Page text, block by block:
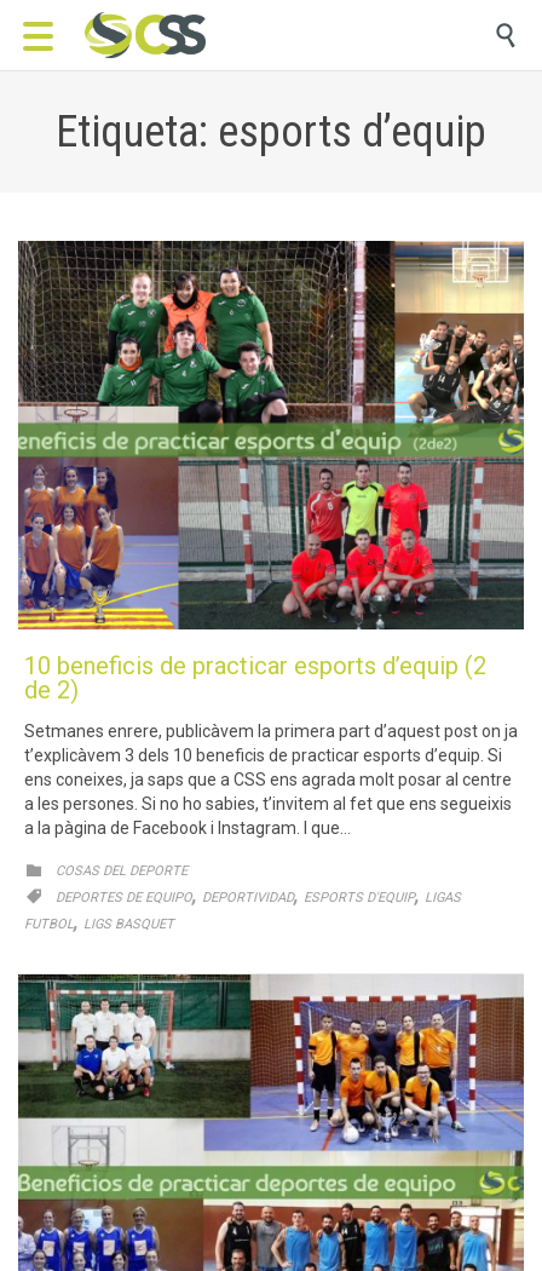

Etiqueta: esports d’equip
10 beneficis de practicar esports d’equip (2
de 2)
Setmanes enrere, publicàvem la primera part d’aquest post on ja
t’explicàvem 3 dels 10 beneficis de practicar esports d’equip. Si
ens coneixes, ja saps que a CSS ens agrada molt posar al centre
a les persones. Si no ho sabies, t’invitem al fet que ens segueixis
a la pàgina de Facebook i Instagram. I que…
 CATEGORY
COSAS DEL DEPORTE

CATEGORY
DEPORTES DE EQUIPO, DEPORTIVIDAD, ESPORTS D'EQUIP, LIGAS
FUTBOL, LIGS BASQUET